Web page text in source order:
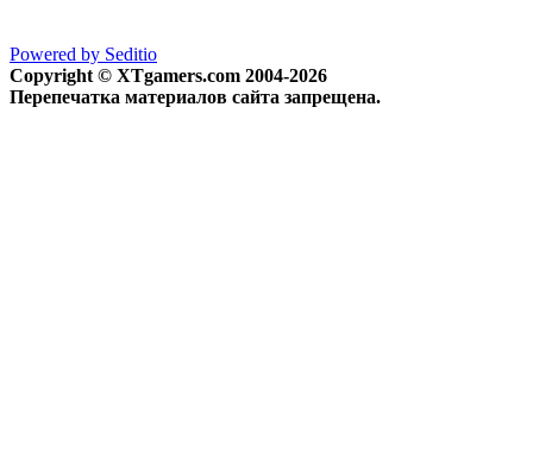
Powered by Seditio
Copyright © XTgamers.com 2004-2026
Перепечатка материалов сайта запрещена.